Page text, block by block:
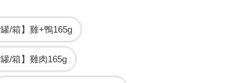
罐/箱】雞+鴨165g
罐/箱】雞肉165g